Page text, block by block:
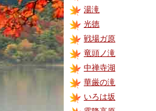
湯滝
光徳
戦場ガ原
竜頭ノ滝
中禅寺湖
華厳の滝
いろは坂